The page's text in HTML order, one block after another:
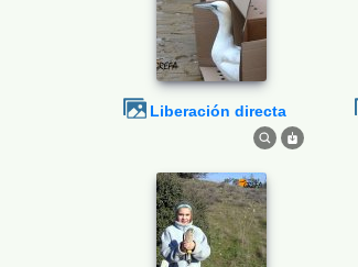
Liberación directa